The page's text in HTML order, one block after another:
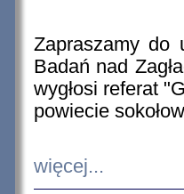
Zapraszamy do
Badań nad
wygłosi referat
powiecie
więcej...